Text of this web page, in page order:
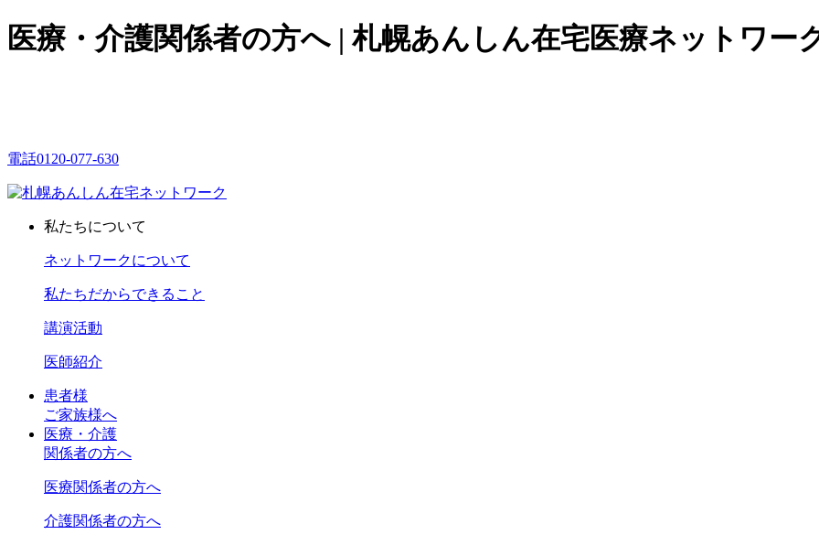
医療・介護関係者の方へ | 札幌あんしん在宅医療ネットワー
電話0120-077-630
私たちについて
ネットワークについて
私たちだからできること
講演活動
医師紹介
患者様
ご家族様へ
医療・介護
関係者の方へ
医療関係者の方へ
介護関係者の方へ